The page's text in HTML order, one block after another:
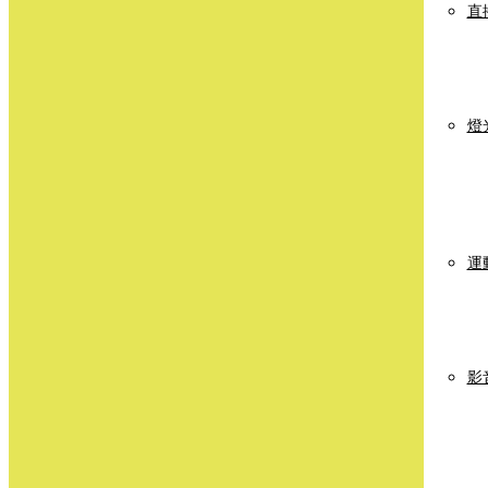
直
燈
運
影